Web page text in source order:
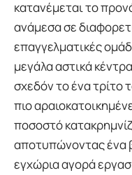
κατανέμεται το
ανάμεσα σε
επαγγελματικές
μεγάλα αστικά
σχεδόν το ένα τρίτο
πιο
ποσοστό
αποτυπώνοντας ένα
εγχώρια αγορά